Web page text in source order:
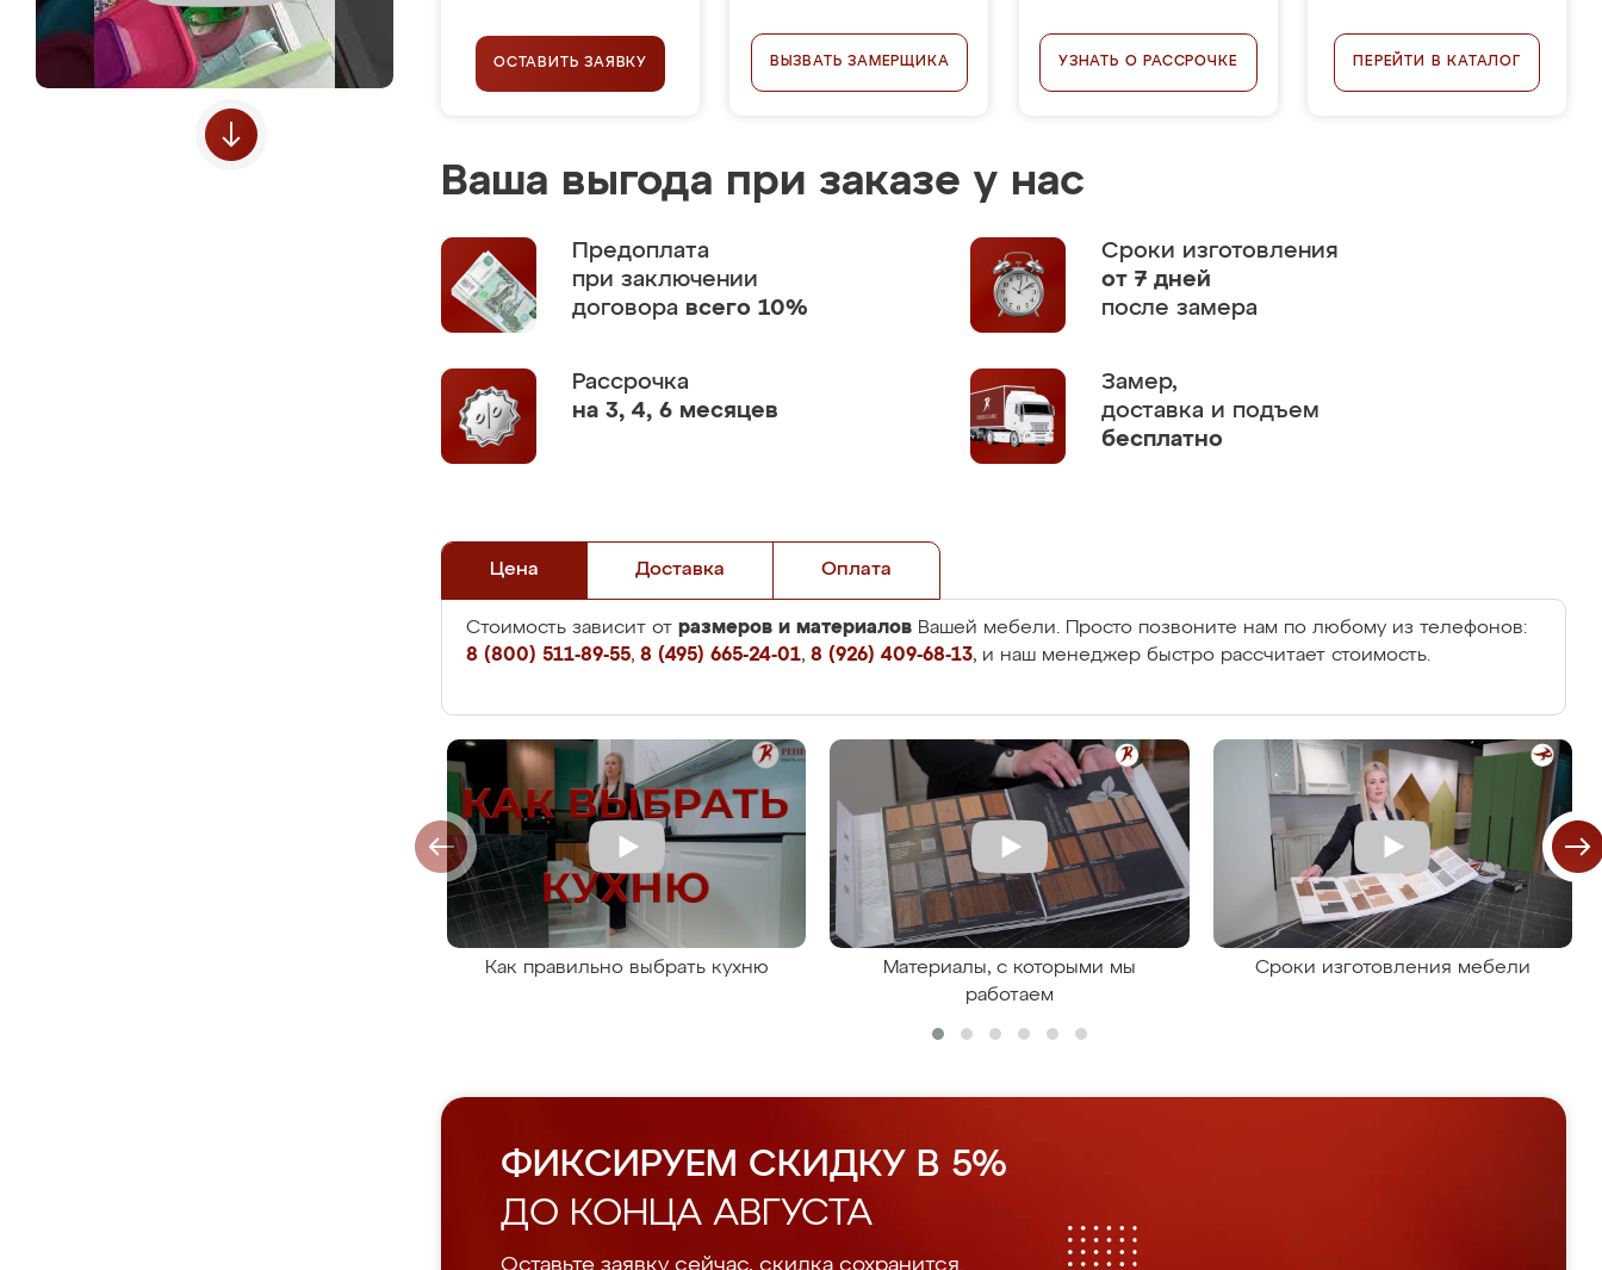
ОСТАВИТЬ ЗАЯВКУ ВЫЗВАТЬ ЗАМЕРЩИКА УЗНАТЬ О РАССРОЧКЕ ПЕРЕЙТИ В КАТАЛОГ
Ваша выгода при заказе у нас
Предоплата
при заключении
договора всего 10%
Сроки изготовления
от 7 дней
после замера
Рассрочка
на 3, 4, 6 месяцев
Замер,
доставка и подъем
бесплатно
Цена Доставка Оплата
Стоимость зависит от размеров и материалов Вашей мебели. Просто позвоните нам по любому из телефонов:
8 (800) 511-89-55, 8 (495) 665-24-01, 8 (926) 409-68-13, и наш менеджер быстро рассчитает стоимость.
Как правильно выбрать кухню
Материалы, с которыми мы
работаем
Сроки изготовления мебели
ФИКСИРУЕМ СКИДКУ В 5%
ДО КОНЦА АВГУСТА
Оставьте заявку сейчас, скидка сохранится.